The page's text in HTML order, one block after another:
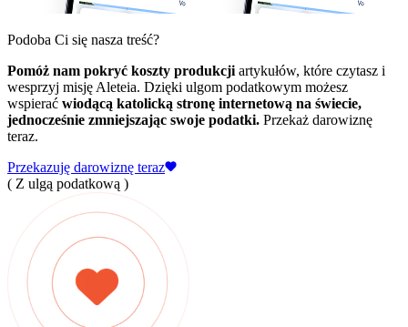
Podoba Ci się nasza treść?
Pomóż nam pokryć koszty produkcji artykułów, które czytasz i
wesprzyj misję Aleteia. Dzięki ulgom podatkowym możesz
wspierać wiodącą katolicką stronę internetową na świecie,
jednocześnie zmniejszając swoje podatki. Przekaż darowiznę
teraz.
Przekazuję darowiznę teraz
( Z ulgą podatkową )